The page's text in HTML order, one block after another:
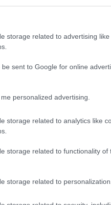
storage related to advertising
sent to Google for online
personalized advertising.
storage related to analytics like
storage related to functionality of
storage related to personalization.
Εύκολη Πιστοποίηση
ειδήσεις.
αποτελέσματα